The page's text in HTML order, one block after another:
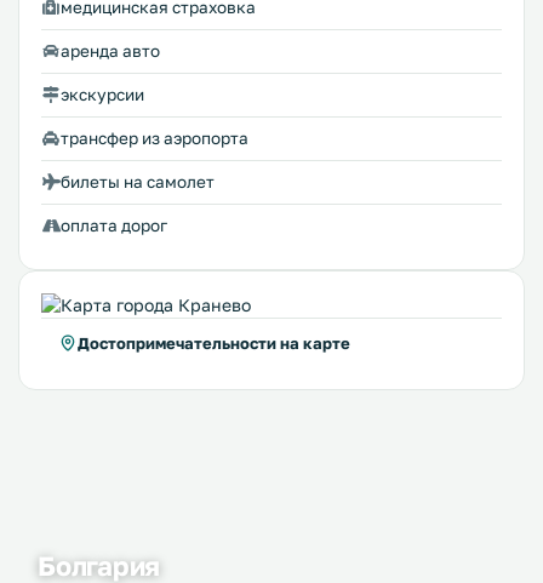
медицинская страховка
аренда авто
экскурсии
трансфер из аэропорта
билеты на самолет
оплата дорог
Достопримечательности на карте
Болгария